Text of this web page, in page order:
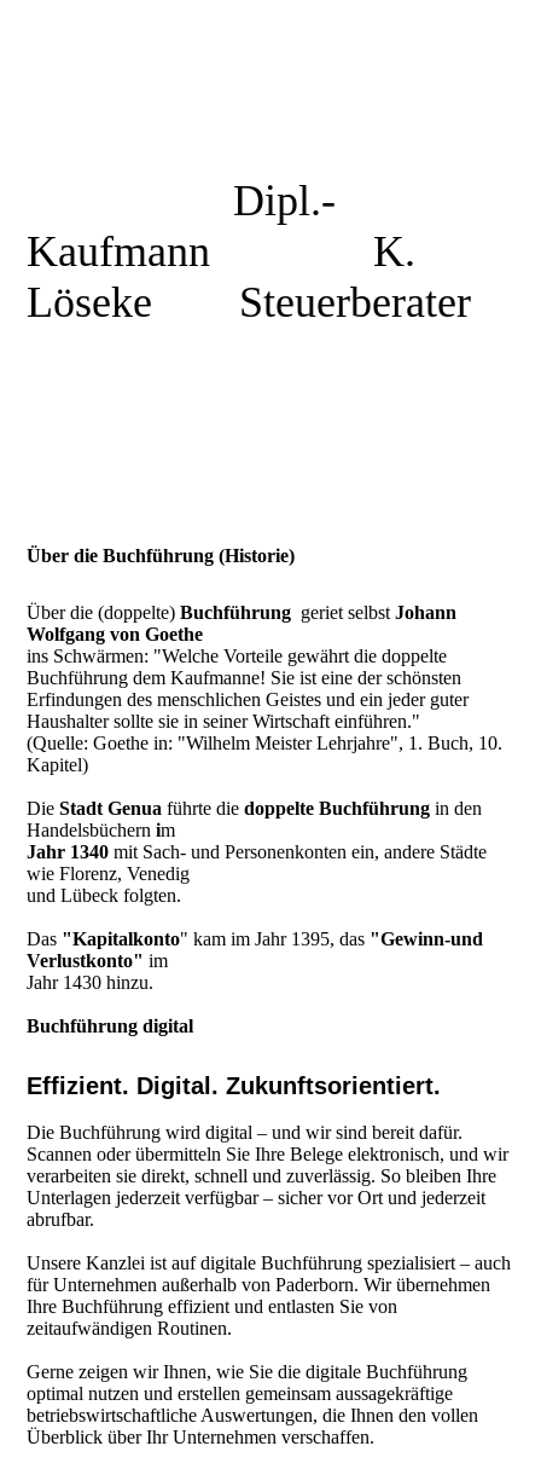
Dipl.-
Kaufmann K.
Löseke
Steuerberater
Über die Buchführung (Historie)
Über die (doppelte)Buchführung geriet selbstJohann
Wolfgang von Goethe
ins Schwärmen: "Welche Vorteile gewährt die doppelte
Buchführung dem Kaufmanne! Sie ist eine der schönsten
Erfindungen des menschlichen Geistes und ein jeder guter
Haushalter sollte sie in seiner Wirtschaft einführen."
(Quelle: Goethe in: "Wilhelm Meister Lehrjahre", 1. Buch, 10.
Kapitel)
DieStadt Genuaführte diedoppelte Buchführungin den
Handelsbüchernim
Jahr 1340 mit Sach- und Personenkonten ein, andere Städte
wie Florenz, Venedig
und Lübeck folgten.
Das "Kapitalkonto" kam im Jahr 1395, das "Gewinn-und
Verlustkonto" im
Jahr 1430 hinzu.
Buchführung digital
Effizient. Digital. Zukunftsorientiert.
Die Buchführung wird digital – und wir sind bereit dafür.
Scannen oder übermitteln Sie Ihre Belege elektronisch, und wir
verarbeiten sie direkt, schnell und zuverlässig. So bleiben Ihre
Unterlagen jederzeit verfügbar – sicher vor Ort und jederzeit
abrufbar.
Unsere Kanzlei ist auf digitale Buchführung spezialisiert – auch
für Unternehmen außerhalb von Paderborn. Wir übernehmen
Ihre Buchführung effizient und entlasten Sie von
zeitaufwändigen Routinen.
Gerne zeigen wir Ihnen, wie Sie die digitale Buchführung
optimal nutzen und erstellen gemeinsam aussagekräftige
betriebswirtschaftliche Auswertungen, die Ihnen den vollen
Überblick über Ihr Unternehmen verschaffen.